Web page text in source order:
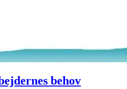
behov